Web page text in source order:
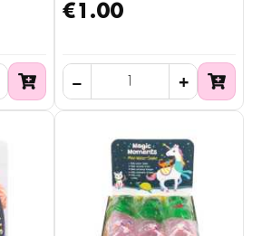
€1.00